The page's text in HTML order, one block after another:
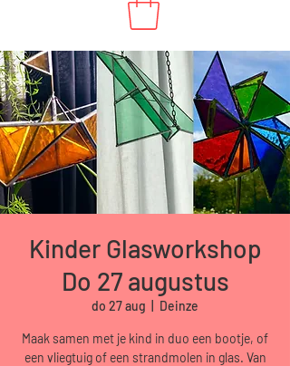
Kinder Glasworkshop
Do 27 augustus
do 27 aug Deinze
Maak samen met je kind in duo een bootje, of
een vliegtuig of een strandmolen in glas. Van